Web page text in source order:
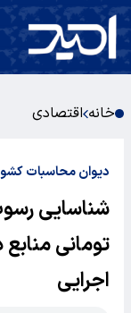
خانه اقتصادی
دیوان محاسبات
تومانی
اجرایی